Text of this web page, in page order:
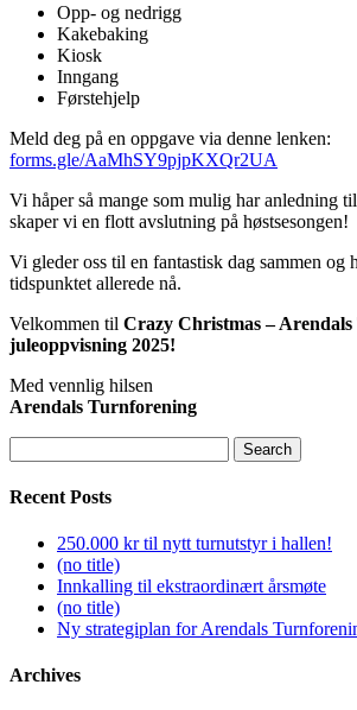
Opp- og nedrigg
Kakebaking
Kiosk
Inngang
Førstehjelp
Meld deg på en oppgave via denne lenken:
forms.gle/AaMhSY9pjpKXQr2UA
Vi håper så mange som mulig har anledning
skaper vi en flott avslutning på høstsesongen!
Vi gleder oss til en fantastisk dag sammen og
tidspunktet allerede nå.
Velkommen til Crazy Christmas –
juleoppvisning 2025!
Med vennlig hilsen
Arendals Turnforening
for:
Recent Posts
250.000 kr til nytt turnutstyr i hallen!
(no title)
Innkalling til ekstraordinært årsmøte
(no title)
Ny strategiplan for Arendals
Archives